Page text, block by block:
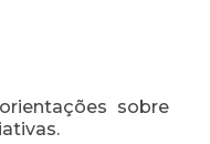
sobre